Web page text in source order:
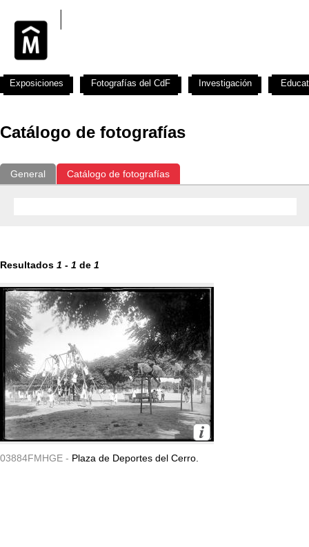
Catálogo de fotografías
General Catálogo de fotografías
Resultados 1 - 1 de 1
03884FMHGE - Plaza de Deportes del Cerro.
Exposiciones Fotografías del CdF Investigación